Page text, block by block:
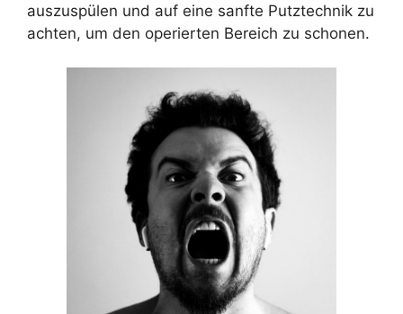
auszuspülen und auf eine sanfte Putztechnik zu
achten, um den operierten Bereich zu schonen.